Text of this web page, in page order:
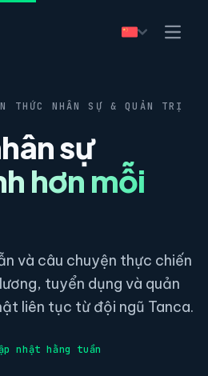
THỨC NHÂN SỰ & QUẢN TRỊ
sự
hơn mỗi
và câu chuyện thực chiến
tuyển dụng và quản
liên tục từ đội ngũ Tanca.
nhật hằng tuần